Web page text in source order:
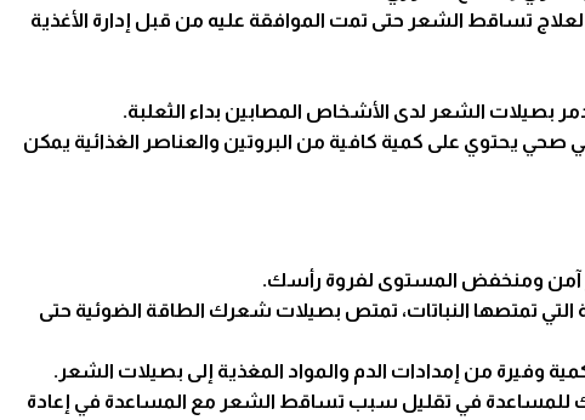
لعلاج تساقط الشعر حتى تمت الموافقة عليه من قبل إدارة الأغذية
بصيلات الشعر لدى الأشخاص المصابين بداء الثعلبة.
يحتوي على كمية كافية من البروتين والعناصر الغذائية يمكن
آمن ومنخفض المستوى لفروة رأسك.
التي تمتصها النباتات، تمتص بصيلات شعرك الطاقة الضوئية حتى
وفيرة من إمدادات الدم والمواد المغذية إلى بصيلات الشعر.
للمساعدة في تقليل سبب تساقط الشعر مع المساعدة في إعادة